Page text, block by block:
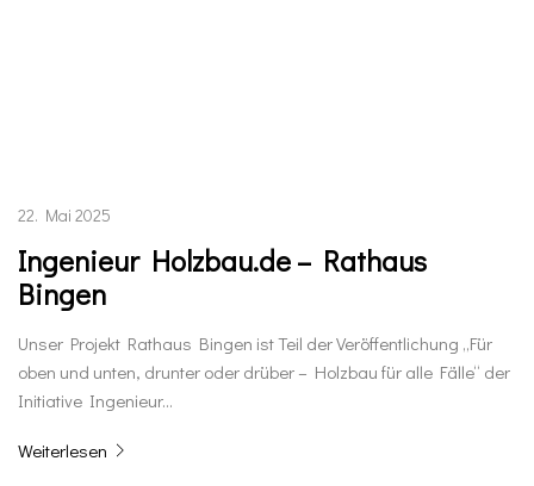
22. Mai 2025
Ingenieur Holzbau.de – Rathaus
Bingen
Unser Projekt Rathaus Bingen ist Teil der Veröffentlichung „Für
oben und unten, drunter oder drüber – Holzbau für alle Fälle“ der
Initiative Ingenieur…
Weiterlesen